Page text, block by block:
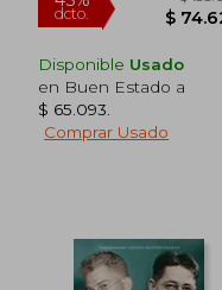
45%
Disponible Usado
en Buen Estado a
$ 65.093
Comprar Usado